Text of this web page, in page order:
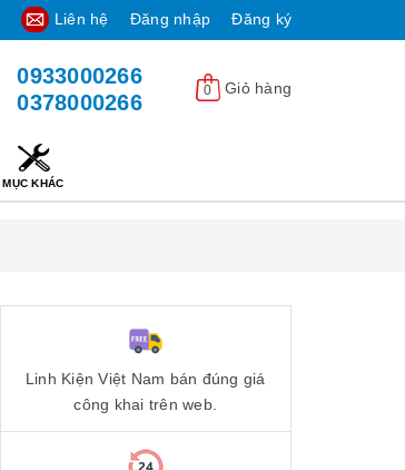
Liên hệ Đăng nhập Đăng ký
0933000266
0378000266
0 Giỏ hàng
MỤC KHÁC
Linh Kiện Việt Nam bán đúng giá
công khai trên web.